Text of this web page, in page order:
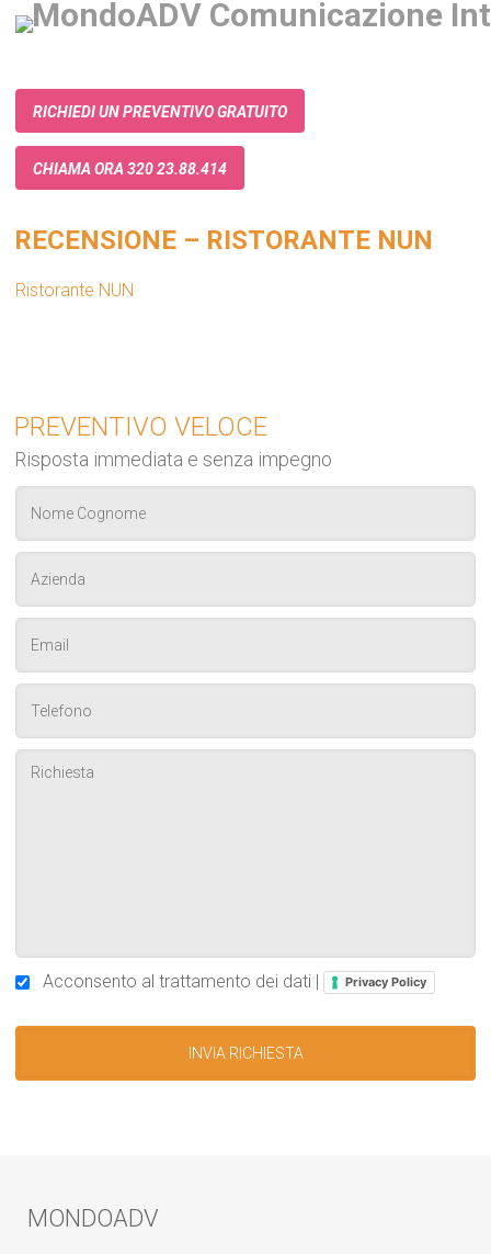
RICHIEDI UN PREVENTIVO GRATUITO
CHIAMA ORA 320 23.88.414
RECENSIONE – RISTORANTE NUN
Ristorante NUN
PREVENTIVO VELOCE
Risposta immediata e senza impegno
Acconsento al trattamento dei dati | Privacy Policy
MONDOADV